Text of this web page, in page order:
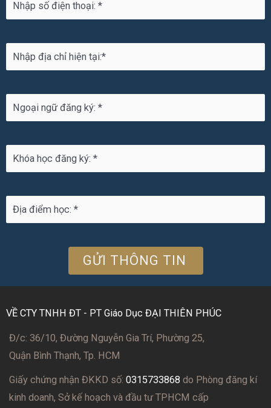
VỀ CTY TNHH ĐT - PT Giáo Dục ĐẠI THIÊN PHÚC
Đ/c: 36/10, Đường Nguyễn Gia Trí, Phường 25,
Quận Bình Thạnh, Tp. HCM
Giấy chứng nhận ĐKKD số: 0315733868 do Phòng đăng kí
kinh doanh, Sở kế hoạch và đầu tư TPHCM cấp